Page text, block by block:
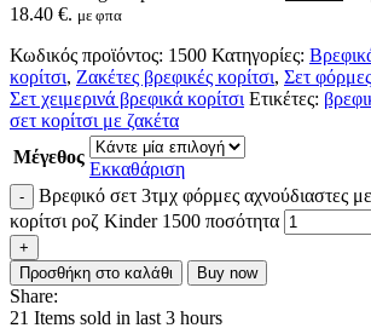
18.40 €. με φπα
Κωδικός προϊόντος: 1500 Κατηγορίες:
κορίτσι, Ζακέτες βρεφικές κορίτσι, Σετ
Σετ χειμερινά βρεφικά κορίτσι Ετικέτες:
σετ κορίτσι με ζακέτα
Μέγεθος
Εκκαθάριση
Βρεφικό σετ 3τμχ φόρμες αχνούδιαστες με
κορίτσι ροζ Kinder 1500 ποσότητα
Προσθήκη στο καλάθι Buy now
Share:
21 Items sold in last 3 hours